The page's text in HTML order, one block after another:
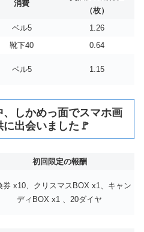
消費
（枚）
ベル5
1.26
靴下40
0.64
ベル5 1.15
しかめっ面でスマホ画
出会いました🚩
初回限定の報酬
券 x10、クリスマスBOX x1、キャン
ディBOX x1 、20ダイヤ